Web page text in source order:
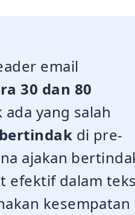
email
30 dan 80
ada yang salah
bertindak di pre-
ajakan
efektif dalam
kesempatan